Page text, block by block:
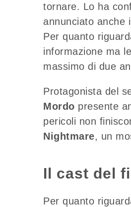
tornare. Lo ha
annunciato anche
Per quanto
informazione ma
massimo di due
Protagonista del
Mordo presente
pericoli non
Nightmare, un
Il cast del
Per quanto